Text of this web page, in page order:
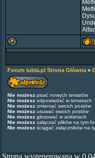
Forum lubla.pl Strona Główna »
Nie możesz pisać nowych tematów
Nie możesz odpowiadać w tematach
Nie możesz zmieniać swoich postów
Nie możesz usuwać swoich postów
Nie możesz głosować w ankietach
Nie możesz załączać plików na tym
Nie możesz ściągać załączników na
Strona wygenerowana w